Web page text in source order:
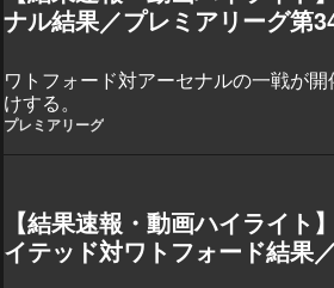
ナル結果／プレミアリーグ第
ワトフォード対アーセナルの一戦が
けする。
プレミアリーグ
【結果速報・動画ハイライト
イテッド対ワトフォード結果